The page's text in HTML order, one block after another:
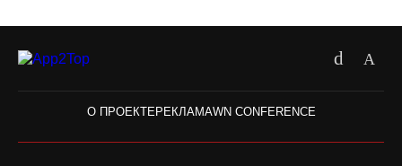
О ПРОЕКТЕРЕКЛАМАWN CONFERENCE